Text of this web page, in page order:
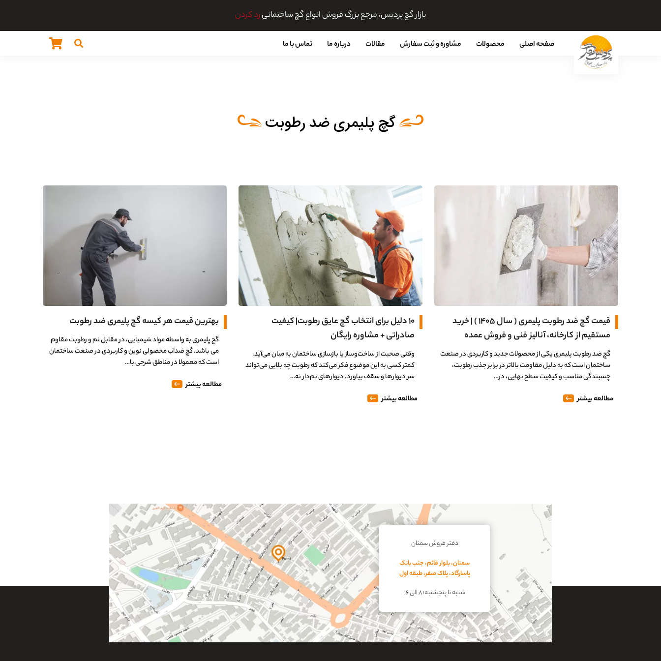
بازار گچ پردیس، مرجع بزرگ فروش انواع گچ ساختمانیرد کردن
صفحه اصلی محصولات مشاوره و ثبت سفارش مقالات درباره ما تماس با ما
گچ پلیمری ضد رطوبت
قیمت گچ ضد رطوبت پلیمری ( سال 1405 ) | خرید
مستقیم از کارخانه، آنالیز فنی و فروش عمده
گچ ضد رطوبت پلیمری یکی از محصولات جدید و کاربردی در صنعت
ساختمان است که به دلیل مقاومت بالاتر در برابر جذب رطوبت،
چسبندگی مناسب و کیفیت سطح نهایی، در…
مطالعه بیشتر
۱۰ دلیل برای انتخاب گچ عایق رطوبت| کیفیت
صادراتی + مشاوره رایگان
وقتی صحبت از ساخت‌وساز یا بازسازی ساختمان به میان می‌آید،
کمتر کسی به این موضوع فکر می‌کند که رطوبت چه بلایی می‌تواند
سر دیوارها و سقف بیاورد. دیوارهای نم‌دار نه…
مطالعه بیشتر
بهترین قیمت هر کیسه گچ پلیمری ضد رطوبت
گچ پلیمری به واسطه مواد شیمیایی، در مقابل نم و رطوبت مقاوم
می باشد. گچ ضدآب محصولی نوین و کاربردی در صنعت ساختمان
است که معمولا در مناطق شرجی با…
مطالعه بیشتر
دفتر فروش سمنان
سمنان، بلوار قائم، جنب بانک
پاسارگاد، پلاک صفر، طبقه اول
شنبه تا پنجشنبه؛ ۸ الی ۱۶